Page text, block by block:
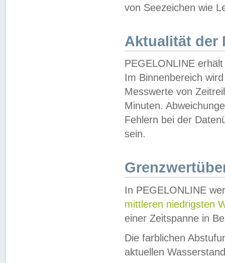
von Seezeichen wie
Aktualität der
PEGELONLINE
Im Binnenbereich
Messwerte von
Minuten.
Fehlern bei der
sein.
In PEGELONLINE
mittleren niedrigsten
einer Zeitspanne in
Die farblichen
aktuellen